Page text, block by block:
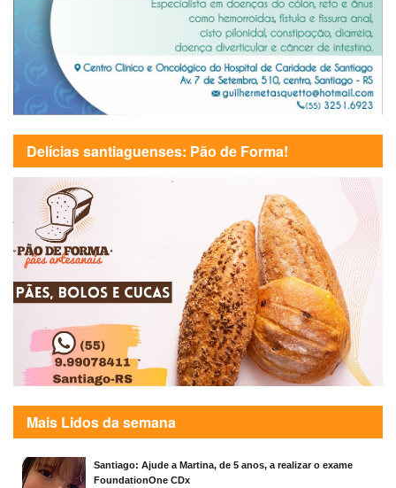
Delícias santiaguenses: Pão de Forma!
Mais Lidos da semana
Santiago: Ajude a Martina, de 5 anos, a realizar o exame
FoundationOne CDx